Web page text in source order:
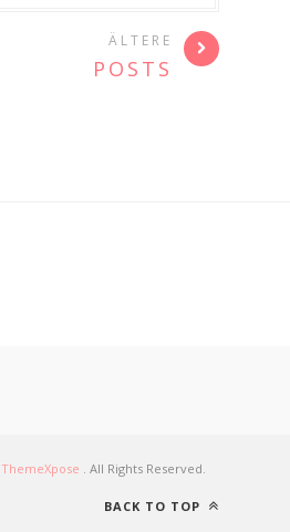
ÄLTERE
POSTS
ThemeXpose . All Rights Reserved.
BACK TO TOP